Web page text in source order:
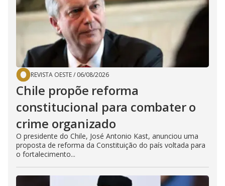
REVISTA OESTE/ 06/08/2026
Chile propõe reforma
constitucional para combater o
crime organizado
O presidente do Chile, José Antonio Kast, anunciou uma
proposta de reforma da Constituição do país voltada para
o fortalecimento...